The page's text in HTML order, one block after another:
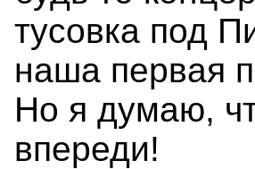
тусовка под
наша первая
Но я думаю,
впереди!